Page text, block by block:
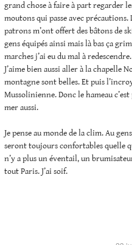
grand chose à faire à part regarder
moutons qui passe avec
patrons m’ont offert des bâtons de
gens équipés ainsi mais là bas ça
marches j’ai eu du mal à
J’aime bien aussi aller à la chapelle
montagne sont belles. Et puis
Mussolinienne. Donc le hameau
mer aussi.
Je pense au monde de la clim. Au
seront toujours confortables quelle
n’y a plus un éventail, un
tout Paris. J’ai soif.